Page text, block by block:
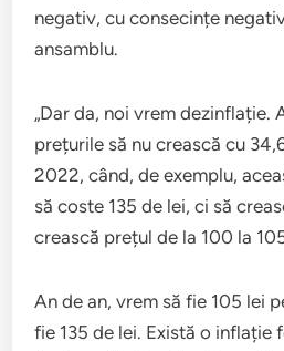
negativ, cu consecințe
ansamblu.
„Dar da, noi vrem dezinflație.
prețurile să nu crească cu
2022, când, de exemplu,
să coste 135 de lei, ci să
crească prețul de la 100 la
An de an, vrem să fie 105 lei
fie 135 de lei. Există o inflație